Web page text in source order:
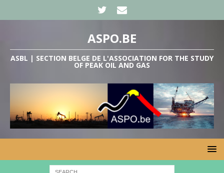
ASPO.BE
ASBL | SECTION BELGE DE L'ASSOCIATION FOR THE STUDY
OF PEAK OIL AND GAS